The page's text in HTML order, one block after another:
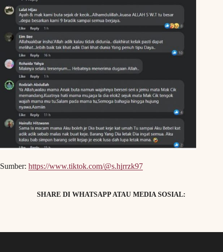
Sumber: https://www.tiktok.com/@s.hjrrzk97
SHARE DI WHATSAPP ATAU MEDIA SOSIAL: